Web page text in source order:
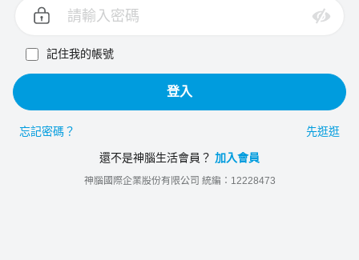
記住我的帳號
登入
忘記密碼？ 先逛逛
還不是神腦生活會員？ 加入會員
神腦國際企業股份有限公司 統編：12228473